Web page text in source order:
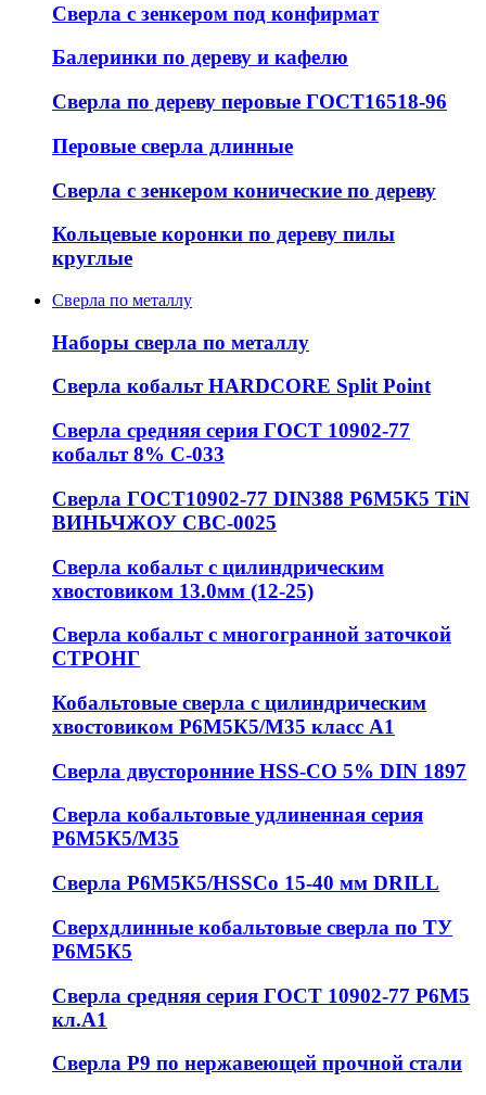
Сверла с зенкером под конфирмат
Балеринки по дереву и кафелю
Сверла по дереву перовые ГОСТ16518-96
Перовые сверла длинные
Сверла с зенкером конические по дереву
Кольцевые коронки по дереву пилы
круглые
Сверла по металлу
Наборы сверла по металлу
Сверла кобальт HARDCORE Split Point
Сверла средняя серия ГОСТ 10902-77
кобальт 8% С-033
Сверла ГОСТ10902-77 DIN388 Р6М5К5 TiN
ВИНЬЧЖОУ СВС-0025
Сверла кобальт с цилиндрическим
хвостовиком 13.0мм (12-25)
Сверла кобальт с многогранной заточкой
СТРОНГ
Кобальтовые сверла с цилиндрическим
хвостовиком Р6М5К5/М35 класс А1
Сверла двусторонние HSS-CO 5% DIN 1897
Сверла кобальтовые удлиненная серия
Р6М5К5/М35
Сверла Р6М5К5/HSSCo 15-40 мм DRILL
Сверхдлинные кобальтовые сверла по ТУ
Р6М5К5
Сверла средняя серия ГОСТ 10902-77 Р6М5
кл.А1
Сверла Р9 по нержавеющей прочной стали